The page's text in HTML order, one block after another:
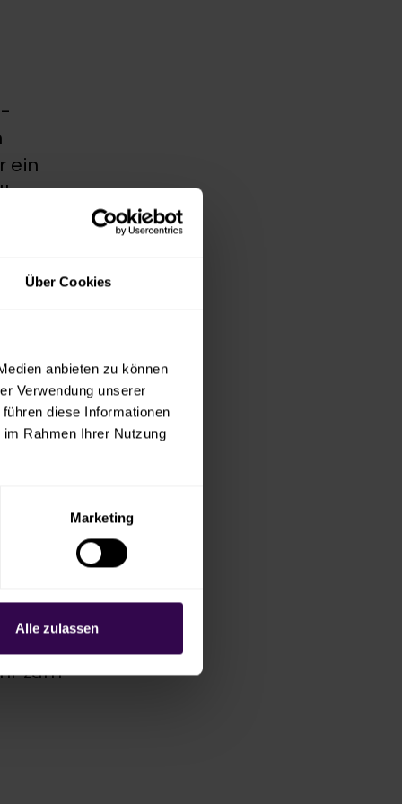
Über Cookies
anbieten zu können
Verwendung unserer
diese Informationen
Rahmen Ihrer Nutzung
Marketing
Alle zulassen
ein
auch
ein
zum